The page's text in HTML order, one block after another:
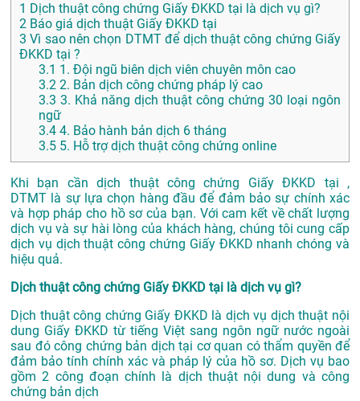
1 Dịch thuật công chứng Giấy ĐKKD tại là dịch vụ gì?
2 Báo giá dịch thuật Giấy ĐKKD tại
3 Vì sao nên chọn DTMT để dịch thuật công chứng Giấy
ĐKKD tại ?
3.1 1. Đội ngũ biên dịch viên chuyên môn cao
3.2 2. Bản dịch công chứng pháp lý cao
3.3 3. Khả năng dịch thuật công chứng 30 loại ngôn
ngữ
3.4 4. Bảo hành bản dịch 6 tháng
3.5 5. Hỗ trợ dịch thuật công chứng online
Khi bạn cần dịch thuật công chứng Giấy ĐKKD tại ,
DTMT là sự lựa chọn hàng đầu để đảm bảo sự chính xác
và hợp pháp cho hồ sơ của bạn. Với cam kết về chất lượng
dịch vụ và sự hài lòng của khách hàng, chúng tôi cung cấp
dịch vụ dịch thuật công chứng Giấy ĐKKD nhanh chóng và
hiệu quả.
Dịch thuật công chứng Giấy ĐKKD tại là dịch vụ gì?
Dịch thuật công chứng Giấy ĐKKD là dịch vụ dịch thuật nội
dung Giấy ĐKKD từ tiếng Việt sang ngôn ngữ nước ngoài
sau đó công chứng bản dịch tại cơ quan có thẩm quyền để
đảm bảo tính chính xác và pháp lý của hồ sơ. Dịch vụ bao
gồm 2 công đoạn chính là dịch thuật nội dung và công
chứng bản dịch